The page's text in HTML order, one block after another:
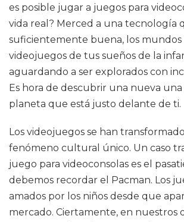
es posible jugar a juegos para
vida real? Merced a una tecnología
suficientemente buena, los mundos
videojuegos de tus sueños de la
aguardando a ser explorados con
Es hora de descubrir una nueva una
planeta que está justo delante de ti.
Los videojuegos se han
fenómeno cultural único. Un caso
juego para videoconsolas es el
debemos recordar el Pacman. Los
amados por los niños desde que
mercado. Ciertamente, en nuestros